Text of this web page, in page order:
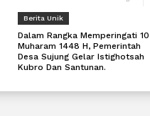
Berita Unik
Dalam Rangka Memperingati 10
Muharam 1448 H, Pemerintah
Desa Sujung Gelar Istighotsah
Kubro Dan Santunan.